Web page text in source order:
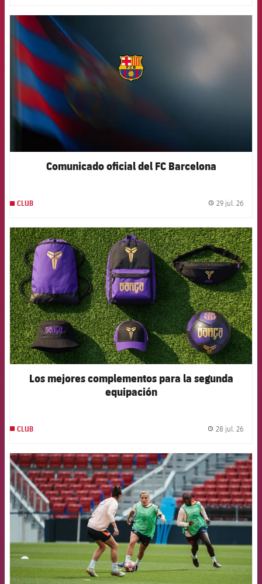
Comunicado oficial del FC Barcelona
CLUB 29 jul. 26
FCB Barcelona badge
Los mejores complementos para la segunda
equipación
CLUB 28 jul. 26
FCB Barcelona badge